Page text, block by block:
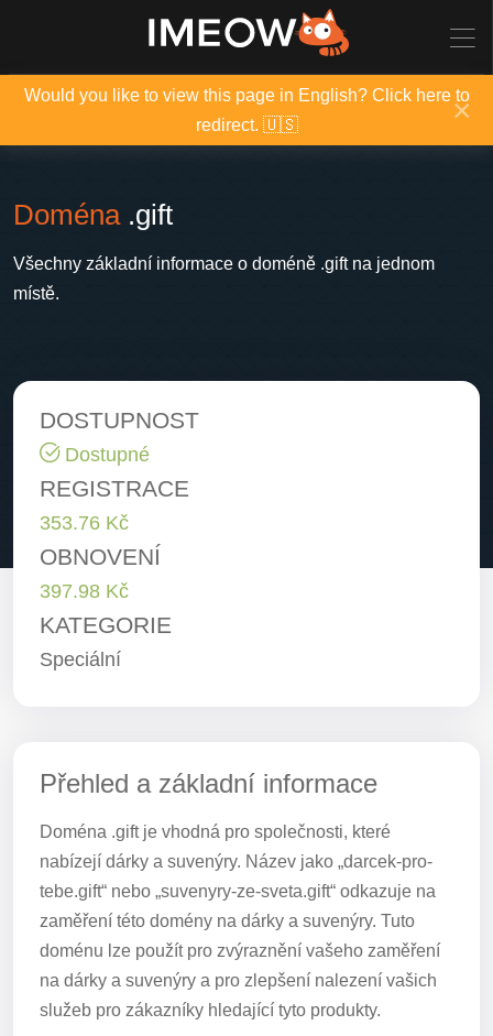
Would you like to view this page in English? Click here to
redirect. 🇺🇸
×
Doména.gift
Všechny základní informace o doméně .gift na jednom
místě.
DOSTUPNOST
Dostupné
REGISTRACE
353.76 Kč
OBNOVENÍ
397.98 Kč
KATEGORIE
Speciální
Přehled a základní informace
Doména .gift je vhodná pro společnosti, které
nabízejí dárky a suvenýry. Název jako „darcek-pro-
tebe.gift“ nebo „suvenyry-ze-sveta.gift“ odkazuje na
zaměření této domény na dárky a suvenýry. Tuto
doménu lze použít pro zvýraznění vašeho zaměření
na dárky a suvenýry a pro zlepšení nalezení vašich
služeb pro zákazníky hledající tyto produkty.